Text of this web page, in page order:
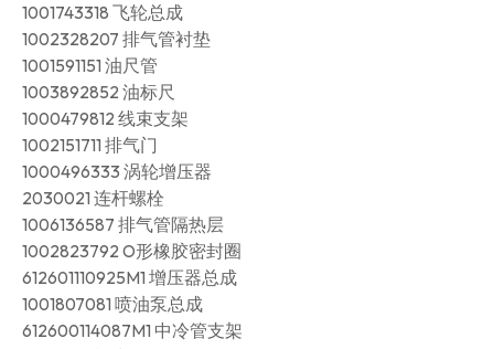
1001743318 飞轮总成
1002328207 排气管衬垫
1001591151 油尺管
1003892852 油标尺
1000479812 线束支架
1002151711 排气门
1000496333 涡轮增压器
2030021 连杆螺栓
1006136587 排气管隔热层
1002823792 O形橡胶密封圈
612601110925M1 增压器总成
1001807081 喷油泵总成
612600114087M1 中冷管支架